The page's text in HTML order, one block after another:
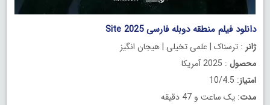
دانلود فیلم منطقه دوبله فارسی Site 2025
ژانر : ترسناک | علمی تخیلی | هیجان انگیز
محصول : 2025 آمریکا
امتیاز: 10/4.5
مدت: یک ساعت و 47 دقیقه